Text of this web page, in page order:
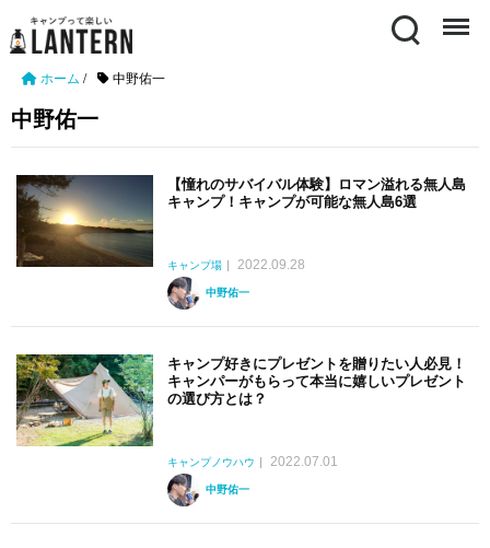
Search Menu
ホーム / 中野佑一
中野佑一
【憧れのサバイバル体験】ロマン溢れる無人島
キャンプ！キャンプが可能な無人島6選
キャンプ場
2022.09.28
中野佑一
キャンプ好きにプレゼントを贈りたい人必見！
キャンパーがもらって本当に嬉しいプレゼント
の選び方とは？
キャンプノウハウ
2022.07.01
中野佑一